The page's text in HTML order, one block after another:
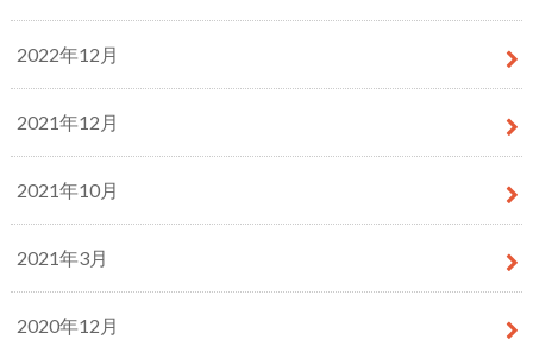
2022年12月
2021年12月
2021年10月
2021年3月
2020年12月